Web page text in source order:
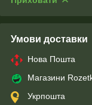
Умови доставки
Нова Пошта
Магазини
Укрпошта